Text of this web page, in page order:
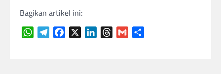
Bagikan artikel ini:
WhatsAppTelegramFacebook LinkedInThreads
Gmail